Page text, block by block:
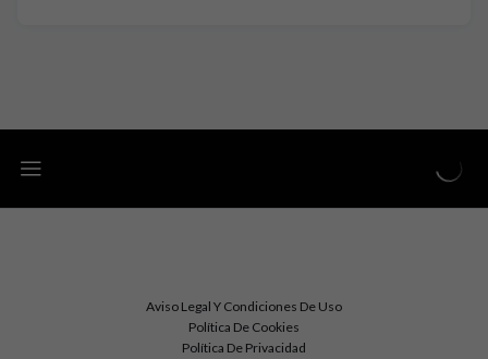
Aviso Legal Y Condiciones De Uso
Política De Cookies
Política De Privacidad